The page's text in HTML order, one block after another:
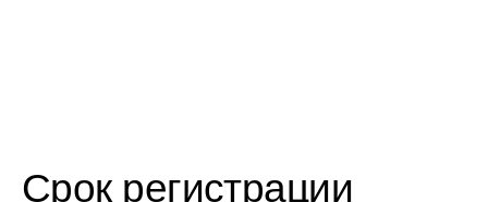
Срок регистрации